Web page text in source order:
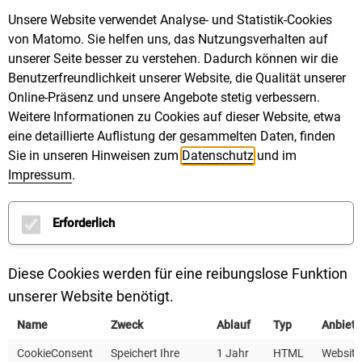
zeigtzusätzlich: Die Rathäuser im Ländle brauchen
mehr denn je Fördermittel für eine zukunftsfähige,
klimaneutrale Quartiersversorgung. Im ersten Schritt
gibt es Zuschüsse für die Entwicklung von integrierten
Quartierskonzepten, im zweiten Schritt mehr Geld für
deren Umsetzung. Fördermittel für die
energieeffiziente Quartiersversorgunglassen sich
über die Programme 201und 202 beantragen.
Was ist neuim KfW-Programm 432?
Gebäudenund deren Versorgung. Seit 1.April 2021
lassen sich auch die Themenklimafreundliche
Mobilität, grüne Infrastruktur, Klimaanpassung und
Digitalisierung ins Konzept integrieren.
Unsere Website verwendet Analyse- und Statistik-Cookies
von Matomo. Sie helfen uns, das Nutzungsverhalten auf
unserer Seite besser zu verstehen. Dadurch können wir die
Benutzerfreundlichkeit unserer Website, die Qualität unserer
Online-Präsenz und unsere Angebote stetig verbessern.
Weitere Informationen zu Cookies auf dieser Website, etwa
eine detaillierte Auflistung der gesammelten Daten, finden
Sie in unseren Hinweisen zum Datenschutz und im
Impressum.
Erforderlich
Diese Cookies werden für eine reibungslose Funktion
unserer Website benötigt.
Name Zweck Ablauf Typ
CookieConsent
Speichert Ihre
1 Jahr HTML Website